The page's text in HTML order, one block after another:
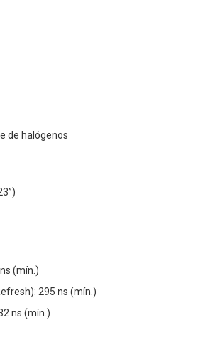
de halógenos
(mín.)
295 ns (mín.)
ns (mín.)